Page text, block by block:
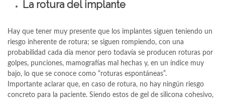
La rotura del implante
Hay que tener muy presente que los implantes siguen teniendo un
riesgo inherente de rotura; se siguen rompiendo, con una
probabilidad cada día menor pero todavía se producen roturas por
golpes, punciones, mamografías mal hechas y, en un índice muy
bajo, lo que se conoce como “roturas espontáneas”.
Importante aclarar que, en caso de rotura, no hay ningún riesgo
concreto para la paciente. Siendo estos de gel de silicona cohesivo,